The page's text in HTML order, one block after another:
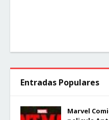
Entradas Populares
Marvel